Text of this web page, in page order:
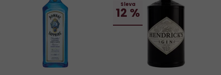
obľúbených
Sleva
12 %